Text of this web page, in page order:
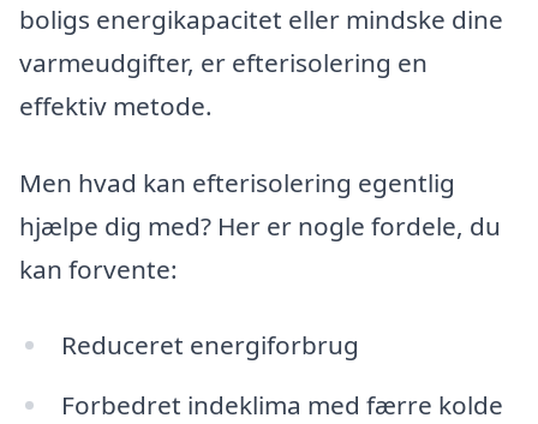
boligs energikapacitet eller mindske dine
varmeudgifter, er efterisolering en
effektiv metode.
Men hvad kan efterisolering egentlig
hjælpe dig med? Her er nogle fordele, du
kan forvente:
Reduceret energiforbrug
Forbedret indeklima med færre kolde